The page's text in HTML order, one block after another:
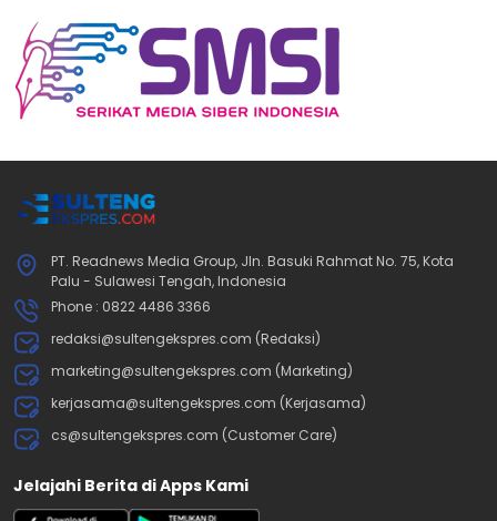
PT. Readnews Media Group, Jln. Basuki Rahmat No. 75, Kota
Palu - Sulawesi Tengah, Indonesia
Phone : 0822 4486 3366
redaksi@sultengekspres.com (Redaksi)
marketing@sultengekspres.com (Marketing)
kerjasama@sultengekspres.com (Kerjasama)
cs@sultengekspres.com (Customer Care)
Jelajahi Berita di Apps Kami